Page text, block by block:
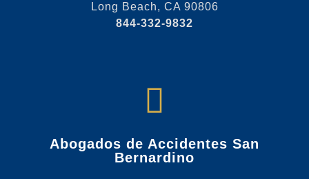
Long Beach, CA 90806
844-332-9832
Abogados de Accidentes San
Bernardino